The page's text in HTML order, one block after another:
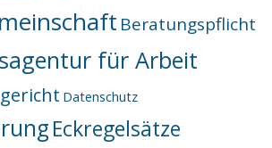
Beratungspflicht
für Arbeit
Datenschutz
Eckregelsätze